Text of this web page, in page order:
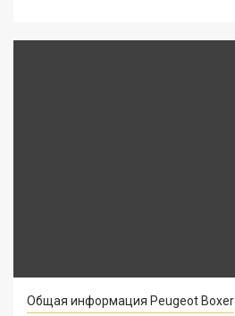
Общая информация Peugeot Boxer